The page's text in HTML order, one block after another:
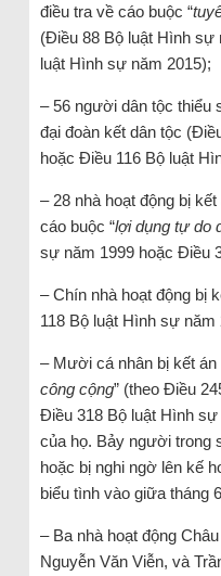
điều tra về cáo buộc “
(Điều 88 Bộ luật Hình sự
luật Hình sự năm 2015);
– 56 người dân tộc thiểu
đại đoàn kết dân tộc
hoặc Điều 116 Bộ luật
– 28 nhà hoạt động bị
cáo buộc “lợi dụng tự do
sự năm 1999 hoặc Điều
– Chín nhà hoạt động bị
118 Bộ luật Hình sự năm
– Mười cá nhân bị kết án
công cộng” (theo Điều
Điều 318 Bộ luật Hình
của họ. Bảy người trong
hoặc bị nghi ngờ lên kế
biểu tình vào giữa tháng
– Ba nhà hoạt động
Nguyễn Văn Viễn, và